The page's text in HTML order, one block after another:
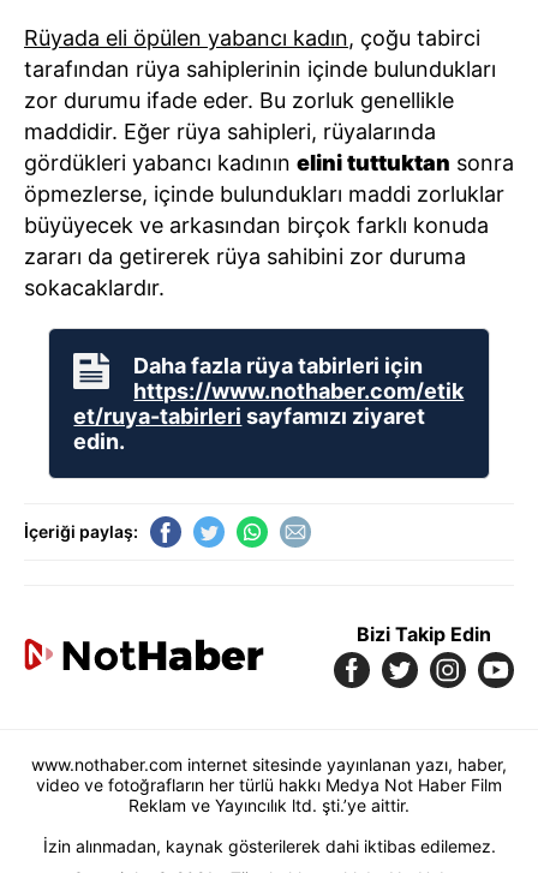
Rüyada eli öpülen yabancı kadın, çoğu tabirci
tarafından rüya sahiplerinin içinde bulundukları
zor durumu ifade eder. Bu zorluk genellikle
maddidir. Eğer rüya sahipleri, rüyalarında
gördükleri yabancı kadının elini tuttuktan sonra
öpmezlerse, içinde bulundukları maddi zorluklar
büyüyecek ve arkasından birçok farklı konuda
zararı da getirerek rüya sahibini zor duruma
sokacaklardır.
Daha fazla rüya tabirleri için
https://www.nothaber.com/etik
et/ruya-tabirleri sayfamızı ziyaret
edin.
İçeriği paylaş:
Bizi Takip Edin
www.nothaber.com internet sitesinde yayınlanan yazı, haber,
video ve fotoğrafların her türlü hakkı Medya Not Haber Film
Reklam ve Yayıncılık ltd. şti.’ye aittir.
İzin alınmadan, kaynak gösterilerek dahi iktibas edilemez.